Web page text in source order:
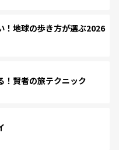
！地球の歩き方が選ぶ2026
！賢者の旅テクニック